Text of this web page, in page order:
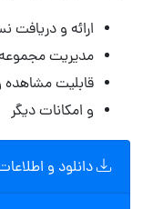
ارائه و دریافت
مدیریت
قابلیت
و امکانات دیگر
دانلود و